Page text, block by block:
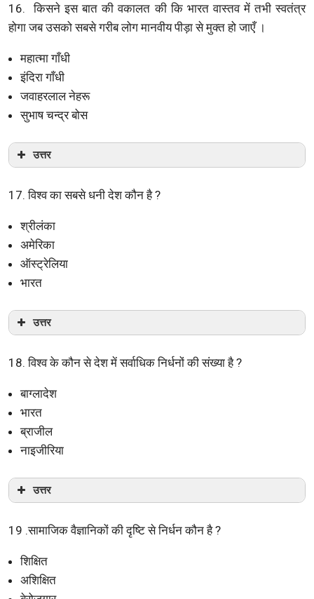
16. किसने इस बात की वकालत की कि भारत वास्तव में तभी स्वतंत्र
होगा जब उसको सबसे गरीब लोग मानवीय पीड़ा से मुक्त हो जाएँ ।
महात्मा गाँधी
इंदिरा गाँधी
जवाहरलाल नेहरू
सुभाष चन्द्र बोस
उत्तर
17. विश्व का सबसे धनी देश कौन है ?
श्रीलंका
अमेरिका
ऑस्ट्रेलिया
भारत
उत्तर
18. विश्व के कौन से देश में सर्वाधिक निर्धनों की संख्या है ?
बाग्लादेश
भारत
ब्राजील
नाइजीरिया
उत्तर
19 .सामाजिक वैज्ञानिकों की दृष्टि से निर्धन कौन है ?
शिक्षित
अशिक्षित